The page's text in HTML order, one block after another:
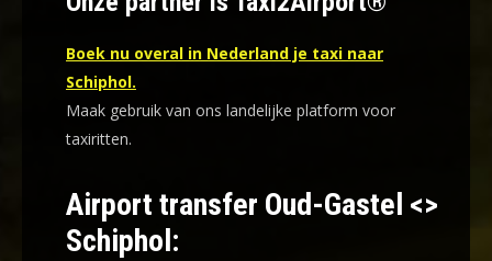
Boek nu overal in Nederland je taxi naar
Schiphol.
Maak gebruik van ons landelijke platform voor
taxiritten.
Airport transfer Oud-Gastel <>
Schiphol: